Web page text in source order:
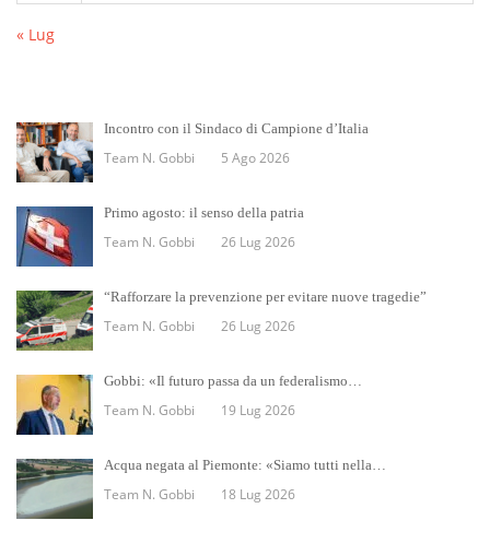
« Lug
Incontro con il Sindaco di Campione d’Italia
Team N. Gobbi 5 Ago 2026
Primo agosto: il senso della patria
Team N. Gobbi 26 Lug 2026
“Rafforzare la prevenzione per evitare nuove tragedie”
Team N. Gobbi 26 Lug 2026
Gobbi: «Il futuro passa da un federalismo…
Team N. Gobbi 19 Lug 2026
Acqua negata al Piemonte: «Siamo tutti nella…
Team N. Gobbi 18 Lug 2026